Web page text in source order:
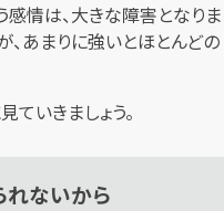
情は、大きな障害となりま
、あまりに強いとほとんどの
ていきましょう。
れないから